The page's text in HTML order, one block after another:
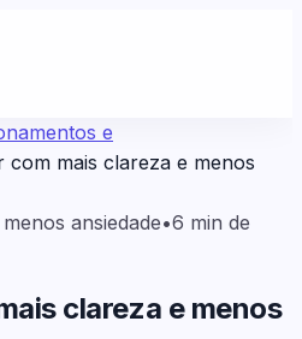
e
com mais clareza e menos
ansiedade•6 min de
clareza e menos